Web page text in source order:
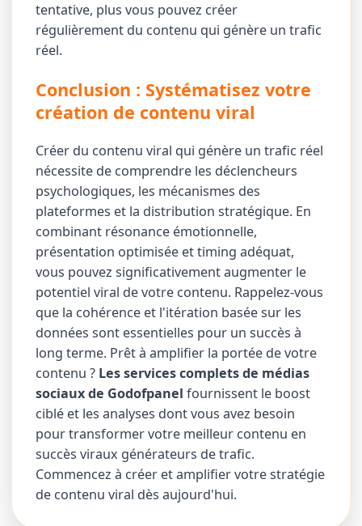
tentative, plus vous pouvez créer
régulièrement du contenu qui génère un trafic
réel.
Conclusion : Systématisez votre
création de contenu viral
Créer du contenu viral qui génère un trafic réel
nécessite de comprendre les déclencheurs
psychologiques, les mécanismes des
plateformes et la distribution stratégique. En
combinant résonance émotionnelle,
présentation optimisée et timing adéquat,
vous pouvez significativement augmenter le
potentiel viral de votre contenu. Rappelez-vous
que la cohérence et l'itération basée sur les
données sont essentielles pour un succès à
long terme. Prêt à amplifier la portée de votre
contenu ? Les services complets de médias
sociaux de Godofpanel fournissent le boost
ciblé et les analyses dont vous avez besoin
pour transformer votre meilleur contenu en
succès viraux générateurs de trafic.
Commencez à créer et amplifier votre stratégie
de contenu viral dès aujourd'hui.